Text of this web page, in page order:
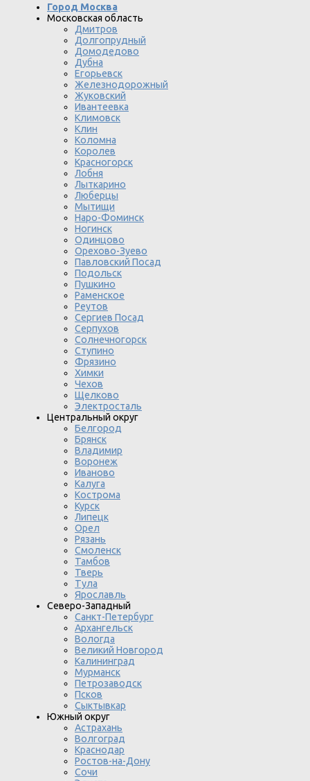
Город Москва
Московская область
Дмитров
Долгопрудный
Домодедово
Дубна
Егорьевск
Железнодорожный
Жуковский
Ивантеевка
Климовск
Клин
Коломна
Королев
Красногорск
Лобня
Лыткарино
Люберцы
Мытищи
Наро-Фоминск
Ногинск
Одинцово
Орехово-Зуево
Павловский Посад
Подольск
Пушкино
Раменское
Реутов
Сергиев Посад
Серпухов
Солнечногорск
Ступино
Фрязино
Химки
Чехов
Щелково
Электросталь
Центральный округ
Белгород
Брянск
Владимир
Воронеж
Иваново
Калуга
Кострома
Курск
Липецк
Орел
Рязань
Смоленск
Тамбов
Тверь
Тула
Ярославль
Северо-Западный
Санкт-Петербург
Архангельск
Вологда
Великий Новгород
Калининград
Мурманск
Петрозаводск
Псков
Сыктывкар
Южный округ
Астрахань
Волгоград
Краснодар
Ростов-на-Дону
Сочи